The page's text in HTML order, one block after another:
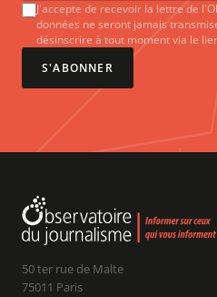
J'accepte de recevoir la lettre de
données ne seront jamais
désinscrire à tout moment via le
S'ABONNER
50 ter rue de Malte
75011 Paris